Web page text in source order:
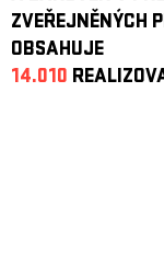
ZVEŘEJNĚNÝCH
OBSAHUJE
14.010